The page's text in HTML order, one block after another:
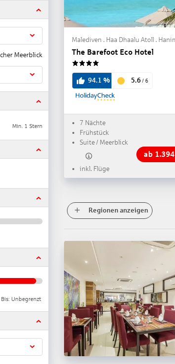
Meerblick
Min. 1 Stern
Bis: Unbegrenzt
Malediven . Haa Dhaalu Atoll .
The Barefoot Eco Hotel
94.1 % 5.6 / 6
7 Nächte
Frühstück
Suite / Meerblick
inkl. Flüge
ab 1.394
Regionen anzeigen